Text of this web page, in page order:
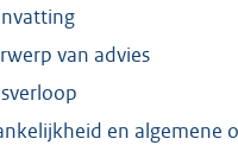
van advies
en algemene